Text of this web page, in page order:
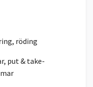
röding
put & take-